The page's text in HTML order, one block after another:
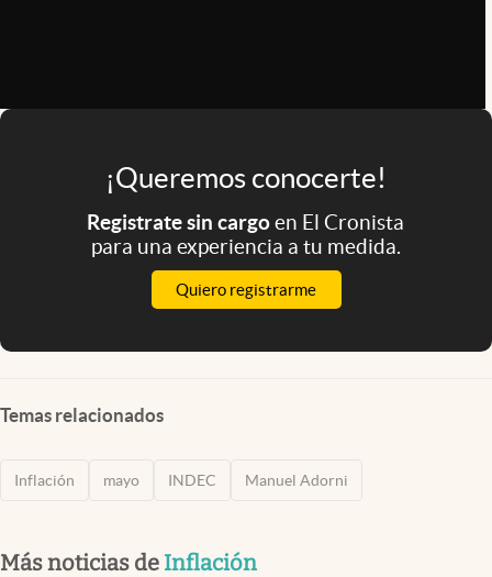
El Cronista Studio
Argentina
¡Queremos conocerte!
Registrate sin cargoen El Cronista
para una experiencia a tu medida.
Quiero registrarme
Temas relacionados
Inflación mayo INDEC Manuel Adorni
Más noticias de Inflación